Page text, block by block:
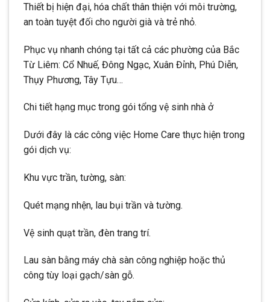
Thiết bị hiện đại, hóa chất thân thiện với môi trường,
an toàn tuyệt đối cho người già và trẻ nhỏ.
Phục vụ nhanh chóng tại tất cả các phường của Bắc
Từ Liêm: Cổ Nhuế, Đông Ngạc, Xuân Đỉnh, Phú Diễn,
Thụy Phương, Tây Tựu…
Chi tiết hạng mục trong gói tổng vệ sinh nhà ở
Dưới đây là các công việc Home Care thực hiện trong
gói dịch vụ:
Khu vực trần, tường, sàn:
Quét mạng nhện, lau bụi trần và tường.
Vệ sinh quạt trần, đèn trang trí.
Lau sàn bằng máy chà sàn công nghiệp hoặc thủ
công tùy loại gạch/sàn gỗ.